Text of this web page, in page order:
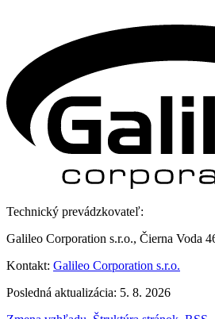
Technický prevádzkovateľ:
Galileo Corporation s.r.o., Čierna Voda
Kontakt: Galileo Corporation s.r.o.
Posledná aktualizácia: 5. 8. 2026